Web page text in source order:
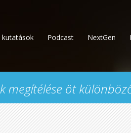
NextGen
Podcast
kutatások
megítélése öt